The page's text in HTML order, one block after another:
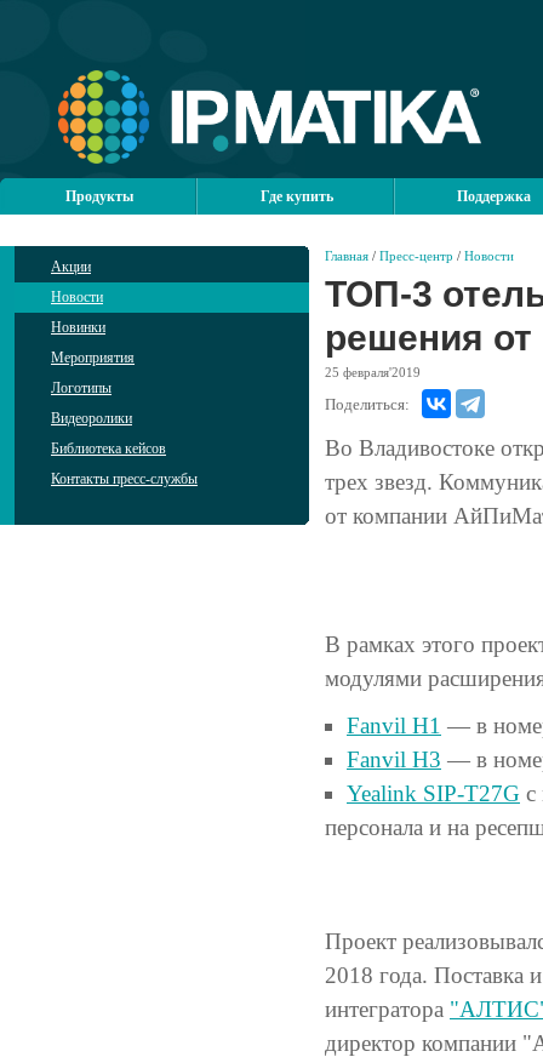
Продукты Где купить Поддержка
Акции
Новости
Новинки
Мероприятия
Логотипы
Видеоролики
Библиотека кейсов
Контакты пресс-службы
Главная / Пресс-центр / Новости
ТОП-3
решения
25 февраля'2019
Поделиться:
Во Владивостоке
трех звезд.
от компании
В рамках этого
модулями
Fanvil H1 — в
Fanvil H3 — в
Yealink SIP-T27G с
персонала и на
Проект
2018 года. Поставка
интегратора
директор компании